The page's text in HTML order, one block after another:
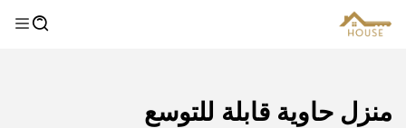
منزل حاوية قابلة للتوسع